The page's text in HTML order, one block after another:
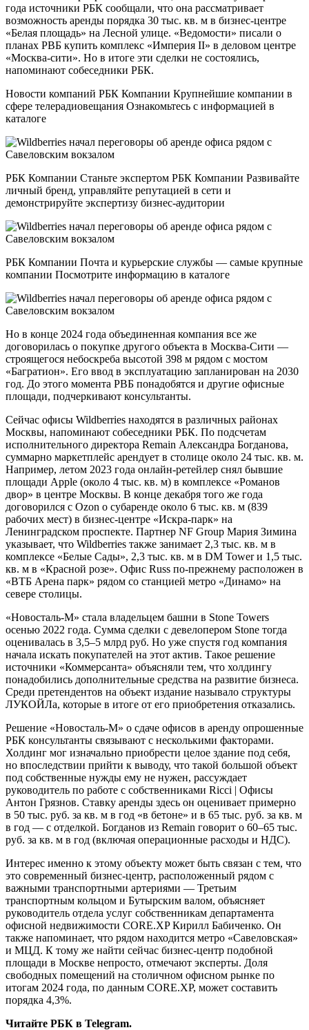
года источники РБК сообщали, что она рассматривает
возможность аренды порядка 30 тыс. кв. м в бизнес-центре
«Белая площадь» на Лесной улице. «Ведомости» писали о
планах РВБ купить комплекс «Империя II» в деловом центре
«Москва-сити». Но в итоге эти сделки не состоялись,
напоминают собеседники РБК.
Новости компаний РБК Компании Крупнейшие компании в
сфере телерадиовещания Ознакомьтесь с информацией в
каталоге
РБК Компании Станьте экспертом РБК Компании Развивайте
личный бренд, управляйте репутацией в сети и
демонстрируйте экспертизу бизнес-аудитории
РБК Компании Почта и курьерские службы — самые крупные
компании Посмотрите информацию в каталоге
Но в конце 2024 года объединенная компания все же
договорилась о покупке другого объекта в Москва-Сити —
строящегося небоскреба высотой 398 м рядом с мостом
«Багратион». Его ввод в эксплуатацию запланирован на 2030
год. До этого момента РВБ понадобятся и другие офисные
площади, подчеркивают консультанты.
Сейчас офисы Wildberries находятся в различных районах
Москвы, напоминают собеседники РБК. По подсчетам
исполнительного директора Remain Александра Богданова,
суммарно маркетплейс арендует в столице около 24 тыс. кв. м.
Например, летом 2023 года онлайн-ретейлер снял бывшие
площади Apple (около 4 тыс. кв. м) в комплексе «Романов
двор» в центре Москвы. В конце декабря того же года
договорился с Ozon о субаренде около 6 тыс. кв. м (839
рабочих мест) в бизнес-центре «Искра-парк» на
Ленинградском проспекте. Партнер NF Group Мария Зимина
указывает, что Wildberries также занимает 2,3 тыс. кв. м в
комплексе «Белые Сады», 2,3 тыс. кв. м в DM Tower и 1,5 тыс.
кв. м в «Красной розе». Офис Russ по-прежнему расположен в
«ВТБ Арена парк» рядом со станцией метро «Динамо» на
севере столицы.
«Новосталь-М» стала владельцем башни в Stone Towers
осенью 2022 года. Сумма сделки с девелопером Stone тогда
оценивалась в 3,5–5 млрд руб. Но уже спустя год компания
начала искать покупателей на этот актив. Такое решение
источники «Коммерсанта» объясняли тем, что холдингу
понадобились дополнительные средства на развитие бизнеса.
Среди претендентов на объект издание называло структуры
ЛУКОЙЛа, которые в итоге от его приобретения отказались.
Решение «Новосталь-М» о сдаче офисов в аренду опрошенные
РБК консультанты связывают с несколькими факторами.
Холдинг мог изначально приобрести целое здание под себя,
но впоследствии прийти к выводу, что такой большой объект
под собственные нужды ему не нужен, рассуждает
руководитель по работе с собственниками Ricci | Офисы
Антон Грязнов. Ставку аренды здесь он оценивает примерно
в 50 тыс. руб. за кв. м в год «в бетоне» и в 65 тыс. руб. за кв. м
в год — с отделкой. Богданов из Remain говорит о 60–65 тыс.
руб. за кв. м в год (включая операционные расходы и НДС).
Интерес именно к этому объекту может быть связан с тем, что
это современный бизнес-центр, расположенный рядом с
важными транспортными артериями — Третьим
транспортным кольцом и Бутырским валом, объясняет
руководитель отдела услуг собственникам департамента
офисной недвижимости CORE.XP Кирилл Бабиченко. Он
также напоминает, что рядом находится метро «Савеловская»
и МЦД. К тому же найти сейчас бизнес-центр подобной
площади в Москве непросто, отмечают эксперты. Доля
свободных помещений на столичном офисном рынке по
итогам 2024 года, по данным CORE.XP, может составить
порядка 4,3%.
Читайте РБК в Telegram.